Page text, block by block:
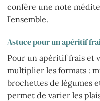
confère une note
l’ensemble.
Astuce pour un apéritif
Pour un apéritif frais et
multiplier les formats :
brochettes de légumes
permet de varier les